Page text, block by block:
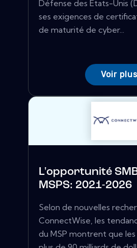
Défense des États-Unis
ses exigences de
de maturité de cyber...
Voir plus
L'opportunité
MSPS: 2021-2026
Selon de nouvelles
ConnectWise, les
du MSP montrent que